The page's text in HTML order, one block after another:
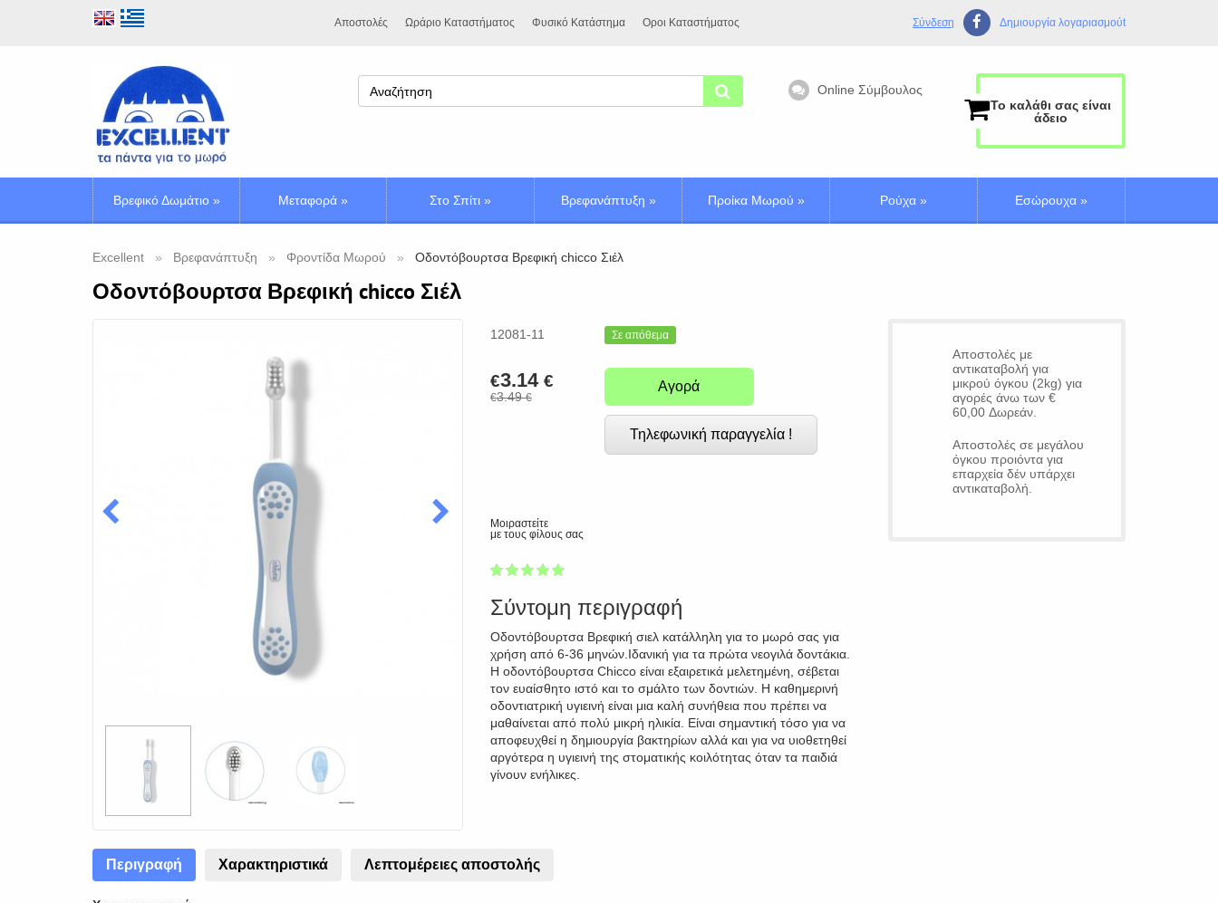
Σύνδεση Δημιουργία λογαριασμούt
Αποστολές Ωράριο Καταστήματος Φυσικό Κατάστημα Οροι Καταστήματος
Online Σύμβουλος
Το καλάθι σας είναι
άδειο
Βρεφικό Δωμάτιο» Μεταφορά » Στο Σπίτι » Βρεφανάπτυξη » Προίκα Μωρού » Ρούχα » Εσώρουχα »
Excellent Βρεφανάπτυξη Φροντίδα Μωρού Οδοντόβουρτσα Βρεφική chicco Σιέλ
Οδοντόβουρτσα Βρεφική chicco Σιέλ
12081-11 Σε απόθεμα
€3.14 €
€3.49€
Αγορά
Τηλεφωνική παραγγελία !
Μοιραστείτε
με τους φίλους σας
1
2
3
4
5
Σύντομη περιγραφή
Οδοντόβουρτσα Βρεφική σιελ κατάλληλη για το μωρό σας για
χρήση από 6-36 μηνών.Iδανική για τα πρώτα νεογιλά δοντάκια.
Η οδοντόβουρτσα Chicco είναι εξαιρετικά μελετημένη, σέβεται
τον ευαίσθητο ιστό και το σμάλτο των δοντιών. Η καθημερινή
οδοντιατρική υγιεινή είναι μια καλή συνήθεια που πρέπει να
μαθαίνεται από πολύ μικρή ηλικία. Είναι σημαντική τόσο για να
αποφευχθεί η δημιουργία βακτηρίων αλλά και για να υιοθετηθεί
αργότερα η υγιεινή της στοματικής κοιλότητας όταν τα παιδιά
γίνουν ενήλικες.
Αποστολές με
αντικαταβολή για
μικρού όγκου (2kg) για
αγορές άνω των €
60,00 Δωρεάν.
Αποστολές σε μεγάλου
όγκου προιόντα για
επαρχεία δέν υπάρχει
αντικαταβολή.
Περιγραφή Χαρακτηριστικά Λεπτομέρειες αποστολής